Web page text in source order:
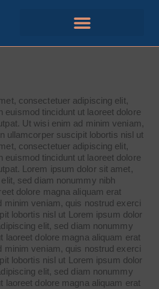
consectetuer adipiscing elit,
euismod tincidunt ut laoreet dolore
Ut wisi enim ad minim veniam,
ullamcorper suscipit lobortis nisl ut
consectetuer adipiscing elit,
euismod tincidunt ut laoreet dolore
Lorem ipsum dolor sit amet,
sed diam nonummy nibh
dolore magna aliquam erat
minim veniam, quis nostrud exerci
lobortis nisl ut Lorem ipsum dolor
elit, sed diam nonummy
laoreet dolore magna aliquam erat
minim veniam, quis nostrud exerci
lobortis nisl ut Lorem ipsum dolor
elit, sed diam nonummy
laoreet dolore magna aliquam erat